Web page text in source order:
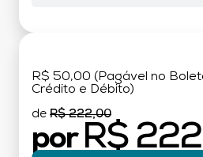
R$ 50,00 (Pagável no
Crédito e Débito)
de R$ 222,00
por R$